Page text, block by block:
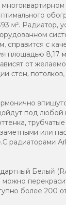
м². Радиатор,
справится с
площадью 8,17
от
стен,
под любой
или
радиаторами
Белый
более 200